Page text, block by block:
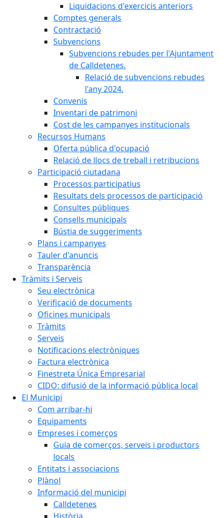
Liquidacions d'exercicis anteriors
Comptes generals
Contractació
Subvencions
Subvencions rebudes per l'Ajuntament
de Calldetenes.
Relació de subvencions rebudes
l'any 2024.
Convenis
Inventari de patrimoni
Cost de les campanyes institucionals
Recursos Humans
Oferta pública d'ocupació
Relació de llocs de treball i retribucions
Participació ciutadana
Processos participatius
Resultats dels processos de participació
Consultes públiques
Consells municipals
Bústia de suggeriments
Plans i campanyes
Tauler d'anuncis
Transparència
Tràmits i Serveis
Seu electrònica
Verificació de documents
Oficines municipals
Tràmits
Serveis
Notificacions electròniques
Factura electrònica
Finestreta Única Empresarial
CIDO: difusió de la informació pública local
El Municipi
Com arribar-hi
Equipaments
Empreses i comerços
Guia de comerços, serveis i productors
locals
Entitats i associacions
Plànol
Informació del municipi
Calldetenes